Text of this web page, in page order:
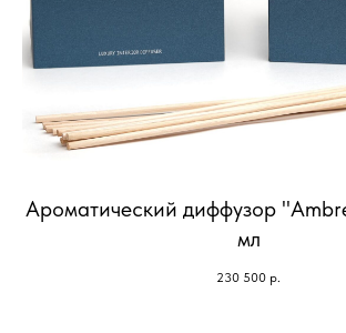
Ароматический диффузор
мл
230 500 р.